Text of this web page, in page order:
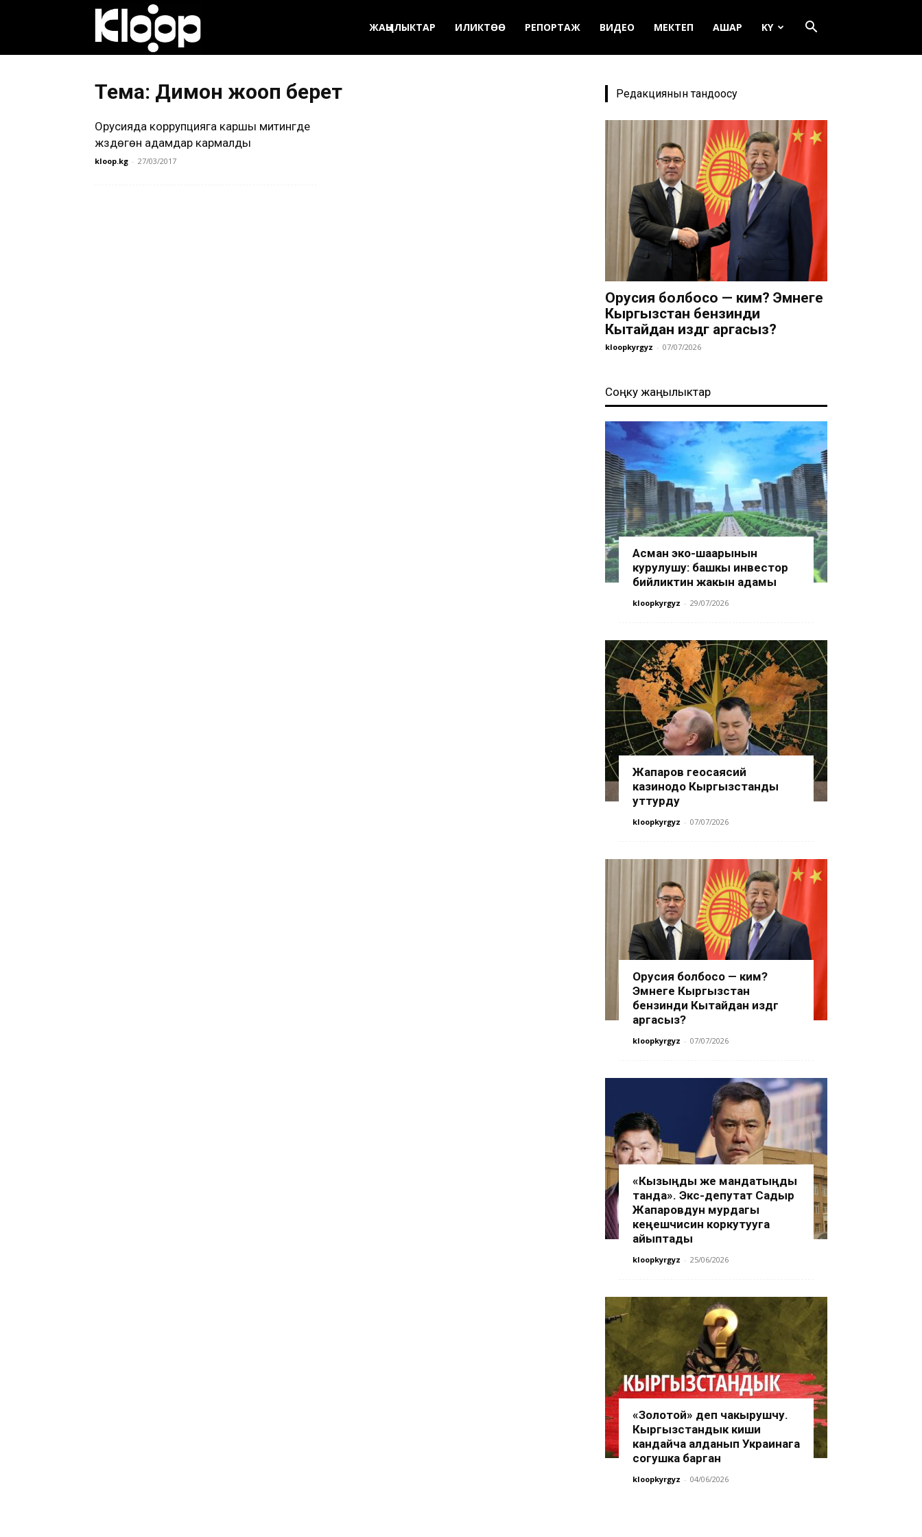
ЖАҢЫЛЫКТАР ИЛИКТӨӨ РЕПОРТАЖ ВИДЕО МЕКТЕП АШАР KY
Тема: Димон жооп берет
Орусияда коррупцияга каршы митингде
жүздөгөн адамдар кармалды
kloop.kg - 27/03/2017
Редакциянын тандоосу
Орусия болбосо — ким? Эмнеге
Кыргызстан бензинди
Кытайдан издөөгө аргасыз?
kloopkyrgyz - 07/07/2026
Соңку жаңылыктар
Асман эко-шаарынын
курулушу: башкы инвестор
бийликтин жакын адамы
kloopkyrgyz - 29/07/2026
Жапаров геосаясий
казинодо Кыргызстанды
уттурду
kloopkyrgyz - 07/07/2026
Орусия болбосо — ким?
Эмнеге Кыргызстан
бензинди Кытайдан издөөгө
аргасыз?
kloopkyrgyz - 07/07/2026
«Кызыңды же мандатыңды
танда». Экс-депутат Садыр
Жапаровдун мурдагы
кеңешчисин коркутууга
айыптады
kloopkyrgyz - 25/06/2026
«Золотой» деп чакырушчу.
Кыргызстандык киши
кандайча алданып Украинага
согушка барган
kloopkyrgyz - 04/06/2026